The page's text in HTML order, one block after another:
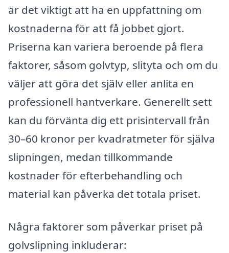
är det viktigt att ha en uppfattning om
kostnaderna för att få jobbet gjort.
Priserna kan variera beroende på flera
faktorer, såsom golvtyp, slityta och om du
väljer att göra det själv eller anlita en
professionell hantverkare. Generellt sett
kan du förvänta dig ett prisintervall från
30–60 kronor per kvadratmeter för själva
slipningen, medan tillkommande
kostnader för efterbehandling och
material kan påverka det totala priset.
Några faktorer som påverkar priset på
golvslipning inkluderar: